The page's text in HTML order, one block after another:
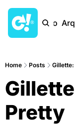
Início
Home Posts
Pretty